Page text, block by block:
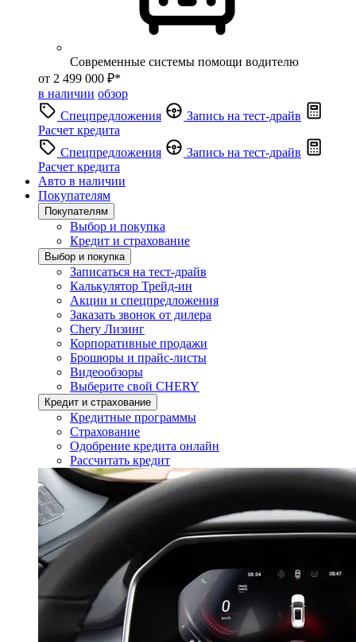
Современные системы помощи водителю
от 2 499 000 ₽*
в наличии обзор
Спецпредложения
Запись на тест-драйв
Расчет кредита
Спецпредложения
Запись на тест-драйв
Расчет кредита
Авто в наличии
Покупателям
Покупателям
Выбор и покупка
Кредит и страхование
Выбор и покупка
Записаться на тест-драйв
Калькулятор Трейд-ин
Акции и спецпредложения
Заказать звонок от дилера
Chery Лизинг
Корпоративные продажи
Брошюры и прайс-листы
Видеообзоры
Выберите свой CHERY
Кредит и страхование
Кредитные программы
Страхование
Одобрение кредита онлайн
Рассчитать кредит